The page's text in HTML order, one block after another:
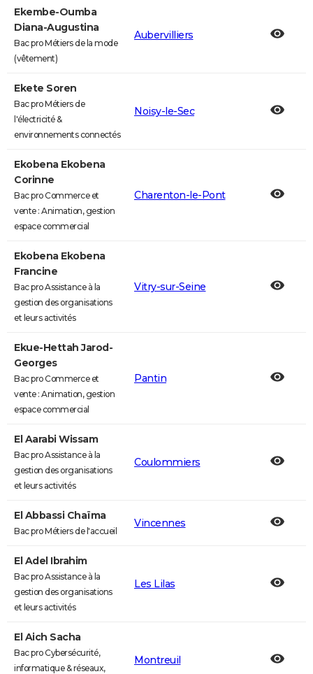
Ekembe-Oumba
Diana-Augustina
Bac pro Métiers de la mode
(vêtement)
Aubervilliers
Ekete Soren
Bac pro Métiers de
l'électricité &
environnements connectés
Noisy-le-Sec
Ekobena Ekobena
Corinne
Bac pro Commerce et
vente : Animation, gestion
espace commercial
Charenton-le-Pont
Ekobena Ekobena
Francine
Bac pro Assistance à la
gestion des organisations
et leurs activités
Vitry-sur-Seine
Ekue-Hettah Jarod-
Georges
Bac pro Commerce et
vente : Animation, gestion
espace commercial
Pantin
El Aarabi Wissam
Bac pro Assistance à la
gestion des organisations
et leurs activités
Coulommiers
El Abbassi Chaïma
Bac pro Métiers de l'accueil
Vincennes
El Adel Ibrahim
Bac pro Assistance à la
gestion des organisations
et leurs activités
Les Lilas
El Aich Sacha
Bac pro Cybersécurité,
informatique & réseaux,
Montreuil